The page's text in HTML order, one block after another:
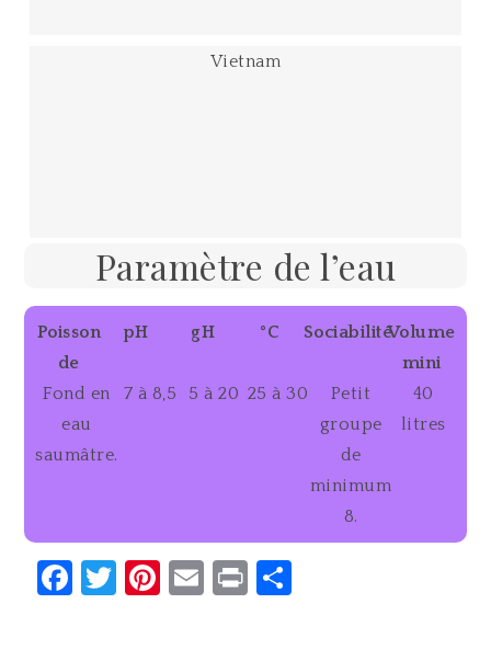
Vietnam
Paramètre de l’eau
Poisson
de
pH gH °C SociabilitéVolume
mini
Fond en
eau
saumâtre.
7 à 8,5 5 à 20 25 à 30
Petit
groupe
de
minimum
8.
40
litres
Facebook
Twitter
Pinterest
EmailPrint